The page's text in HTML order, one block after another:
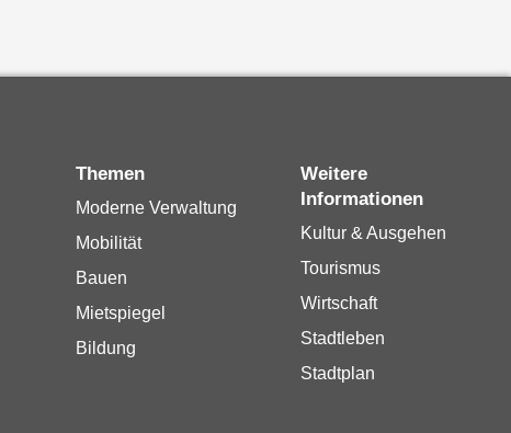
Themen
Moderne Verwaltung
Mobilität
Bauen
Mietspiegel
Bildung
Weitere
Informationen
Kultur & Ausgehen
Tourismus
Wirtschaft
Stadtleben
Stadtplan